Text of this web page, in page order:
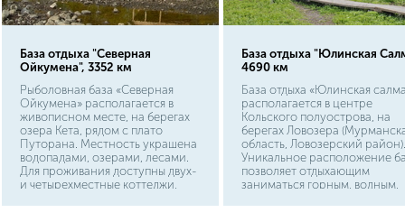
База отдыха "Северная
Ойкумена", 3352 км
Рыболовная база «Северная
Ойкумена» располагается в
живописном месте, на берегах
озера Кета, рядом с плато
Путорана. Местность украшена
водопадами, озерами, лесами.
Для проживания доступны двух-
и четырехместные коттеджи,
База отдыха "Юлинская
4690 км
База отдыха «Юлинская
располагается в центре
Кольского полуострова, на
берегах Ловозера
область, Ловозерский район).
Уникальное расположение
позволяет отдыхающим
заниматься горным, водным,